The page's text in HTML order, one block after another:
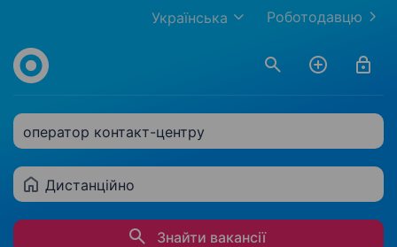
Роботодавцю
Українська
оператор контакт-центру
Дистанційно
Знайти вакансії